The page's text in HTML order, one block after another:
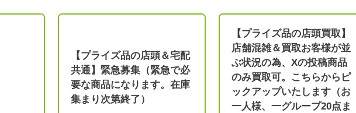
【プライズ品の店頭＆宅配
共通】緊急募集（緊急で必
要な商品になります。在庫
集まり次第終了）
【プライズ品の店頭買取】
店舗混雑＆買取お客様が並
ぶ状況の為、Xの投稿商品
のみ買取可。こちらからピ
ックアップいたします（お
一人様、一グループ20点ま